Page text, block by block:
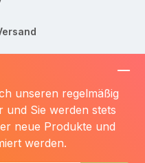
unseren regelmäßig
und Sie werden stets
neue Produkte und
werden.